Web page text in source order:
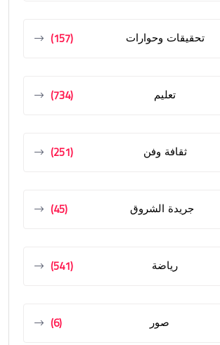
تحقيقات وحوارات (157)
تعليم (734)
ثقافة وفن (251)
جريدة الشروق (45)
رياضة (541)
صور (6)